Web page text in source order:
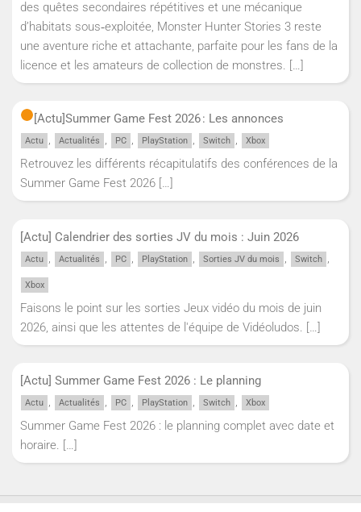
des quêtes secondaires répétitives et une mécanique
d’habitats sous‑exploitée, Monster Hunter Stories 3 reste
une aventure riche et attachante, parfaite pour les fans de la
licence et les amateurs de collection de monstres.
[…]
[Actu]Summer Game Fest 2026 : Les annonces
Actu , Actualités , PC , PlayStation , Switch , Xbox
Retrouvez les différents récapitulatifs des conférences de la
Summer Game Fest 2026 […]
[Actu] Calendrier des sorties JV du mois : Juin 2026
Actu Actualités PC PlayStation Sorties JV du mois Switch
Xbox
Faisons le point sur les sorties Jeux vidéo du mois de juin
2026, ainsi que les attentes de l'équipe de Vidéoludos.
[…]
[Actu] Summer Game Fest 2026 : Le planning
Actu , Actualités , PC , PlayStation , Switch , Xbox
Summer Game Fest 2026 : le planning complet avec date et
horaire. […]